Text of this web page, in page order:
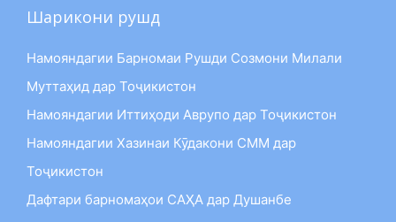
Шарикони рушд
Намояндагии Барномаи Рушди Созмони Милали
Муттаҳид дар Тоҷикистон
Намояндагии Иттиҳоди Аврупо дар Тоҷикистон
Намояндагии Хазинаи Кӯдакони СММ дар
Тоҷикистон
Дафтари барномаҳои САҲА дар Душанбе